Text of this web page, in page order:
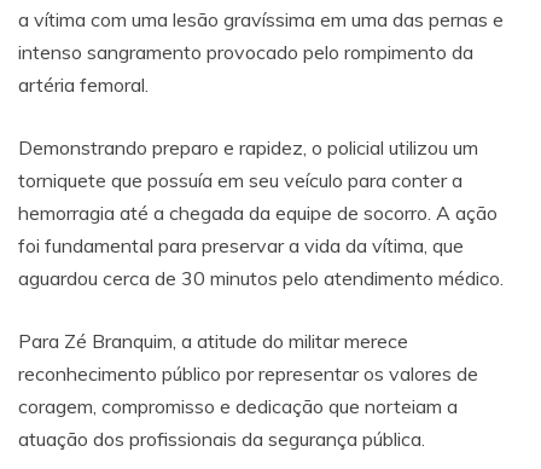
a vítima com uma lesão gravíssima em uma das pernas e
intenso sangramento provocado pelo rompimento da
artéria femoral.
Demonstrando preparo e rapidez, o policial utilizou um
torniquete que possuía em seu veículo para conter a
hemorragia até a chegada da equipe de socorro. A ação
foi fundamental para preservar a vida da vítima, que
aguardou cerca de 30 minutos pelo atendimento médico.
Para Zé Branquim, a atitude do militar merece
reconhecimento público por representar os valores de
coragem, compromisso e dedicação que norteiam a
atuação dos profissionais da segurança pública.